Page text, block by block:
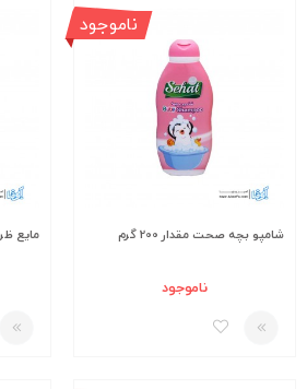
شامپو بچه صحت مقدار 200 گرم
ناموجود
ناموجود